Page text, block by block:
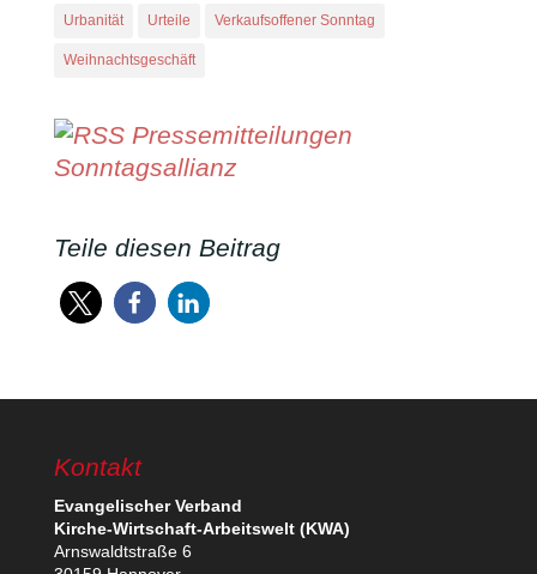
Urbanität Urteile Verkaufsoffener Sonntag
Weihnachtsgeschäft
Pressemitteilungen
Sonntagsallianz
Teile diesen Beitrag
Kontakt
Evan­ge­li­scher Verband
Kirche-Wirt­schaft-Arbeits­welt (KWA)
Arns­waldt­straße 6